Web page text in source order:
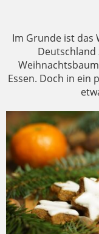
Im Grunde ist das
Deutschland
Essen. Doch in ein